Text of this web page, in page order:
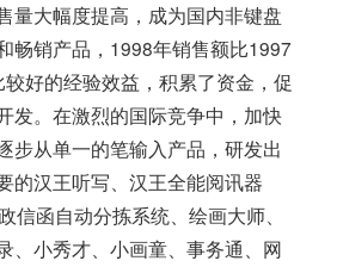
量大幅度提高，成为国内非键盘
畅销产品，1998年销售额比1997
好的经验效益，积累了资金，促
发。在激烈的国际竞争中，加快
步从单一的笔输入产品，研发出
的汉王听写、汉王全能阅讯器
信函自动分拣系统、绘画大师、
、小秀才、小画童、事务通、网